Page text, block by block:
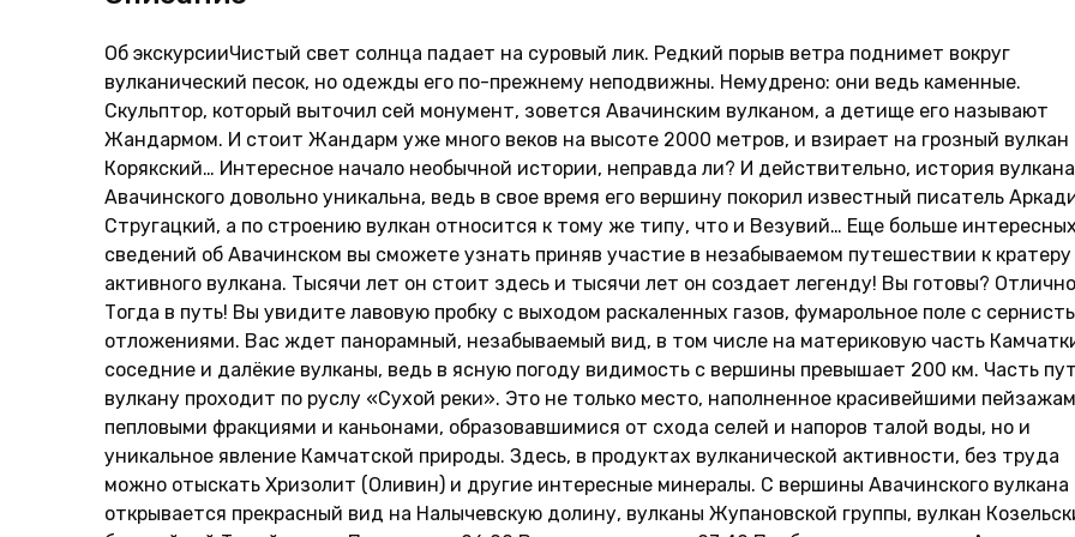
Об экскурсииЧистый свет солнца падает на суровый лик. Редкий порыв ветра поднимет вокруг
вулканический песок, но одежды его по-прежнему неподвижны. Немудрено: они ведь каменные.
Скульптор, который выточил сей монумент, зовется Авачинским вулканом, а детище его называют
Жандармом. И стоит Жандарм уже много веков на высоте 2000 метров, и взирает на грозный вулкан
Корякский… Интересное начало необычной истории, неправда ли? И действительно, история вулкана
Авачинского довольно уникальна, ведь в свое время его вершину покорил известный писатель
Стругацкий, а по строению вулкан относится к тому же типу, что и Везувий… Еще больше интересных
сведений об Авачинском вы сможете узнать приняв участие в незабываемом путешествии к кратеру
активного вулкана. Тысячи лет он стоит здесь и тысячи лет он создает легенду! Вы готовы?
Тогда в путь! Вы увидите лавовую пробку с выходом раскаленных газов, фумарольное поле с
отложениями. Вас ждет панорамный, незабываемый вид, в том числе на материковую часть
соседние и далёкие вулканы, ведь в ясную погоду видимость с вершины превышает 200 км. Часть
вулкану проходит по руслу «Сухой реки». Это не только место, наполненное красивейшими
пепловыми фракциями и каньонами, образовавшимися от схода селей и напоров талой воды, но и
уникальное явление Камчатской природы. Здесь, в продуктах вулканической активности, без труда
можно отыскать Хризолит (Оливин) и другие интересные минералы. С вершины Авачинского вулкана
открывается прекрасный вид на Налычевскую долину, вулканы Жупановской группы, вулкан